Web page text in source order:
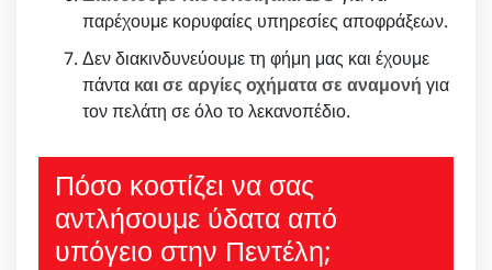
παρέχουμε κορυφαίες υπηρεσίες αποφράξεων.
Δεν διακινδυνεύουμε τη φήμη μας και έχουμε
πάντα και σε αργίες οχήματα σε αναμονή για
τον πελάτη σε όλο το λεκανοπέδιο.
Πόσο κοστίζει να σας
αντλήσουμε ύδατα από
υπόγειο στην Πεντέλη;